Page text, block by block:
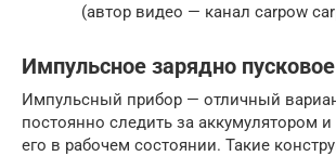
(автор видео — канал carpow
Импульсное зарядно
Импульсный прибор — отличный
постоянно следить за аккумулятором
его в рабочем состоянии. Такие